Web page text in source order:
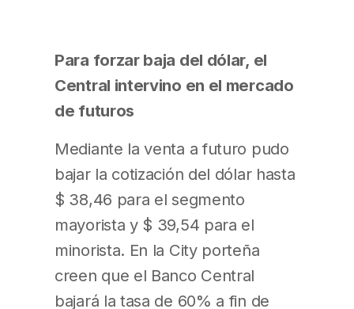
Para forzar baja del dólar, el
Central intervino en el mercado
de futuros
Mediante la venta a futuro pudo
bajar la cotización del dólar hasta
$ 38,46 para el segmento
mayorista y $ 39,54 para el
minorista. En la City porteña
creen que el Banco Central
bajará la tasa de 60% a fin de